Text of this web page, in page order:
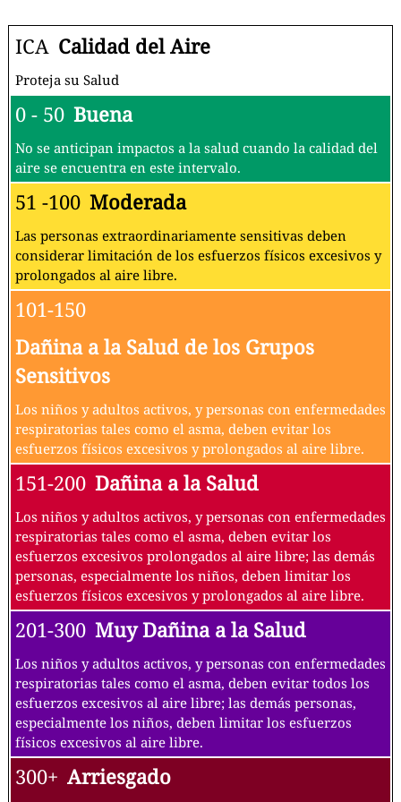
ICA Calidad del Aire
Proteja su Salud
0 - 50 Buena
No se anticipan impactos a la salud cuando la calidad del
aire se encuentra en este intervalo.
51 -100 Moderada
Las personas extraordinariamente sensitivas deben
considerar limitación de los esfuerzos físicos excesivos y
prolongados al aire libre.
101-150
Dañina a la Salud de los Grupos
Sensitivos
Los niños y adultos activos, y personas con enfermedades
respiratorias tales como el asma, deben evitar los
esfuerzos físicos excesivos y prolongados al aire libre.
151-200 Dañina a la Salud
Los niños y adultos activos, y personas con enfermedades
respiratorias tales como el asma, deben evitar los
esfuerzos excesivos prolongados al aire libre; las demás
personas, especialmente los niños, deben limitar los
esfuerzos físicos excesivos y prolongados al aire libre.
201-300 Muy Dañina a la Salud
Los niños y adultos activos, y personas con enfermedades
respiratorias tales como el asma, deben evitar todos los
esfuerzos excesivos al aire libre; las demás personas,
especialmente los niños, deben limitar los esfuerzos
físicos excesivos al aire libre.
300+ Arriesgado